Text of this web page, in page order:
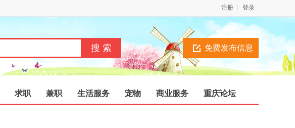
登录
注册
免费发布信息
求职 兼职 生活服务 宠物 商业服务 重庆论坛